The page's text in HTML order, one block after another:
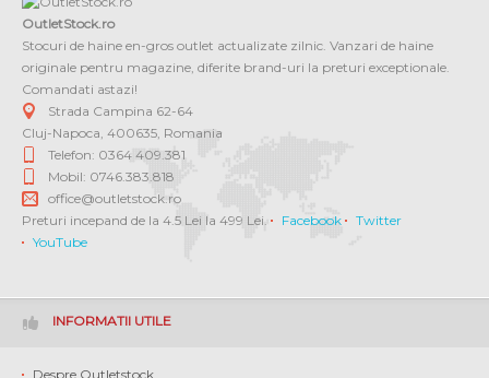
OutletStock.ro
Stocuri de haine en-gros outlet actualizate zilnic. Vanzari de haine
originale pentru magazine, diferite brand-uri la preturi exceptionale.
Comandati astazi!
Strada Campina 62-64
Cluj-Napoca, 400635, Romania
Telefon: 0364 409.381
Mobil: 0746.383.818
office@outletstock.ro
Preturi incepand de la 4.5 Lei la 499 Lei.
Facebook
Twitter
YouTube
INFORMATII UTILE
Despre Outletstock